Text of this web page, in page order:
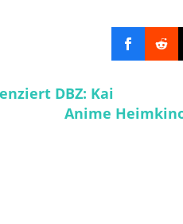
DBZ: Kai
Anime